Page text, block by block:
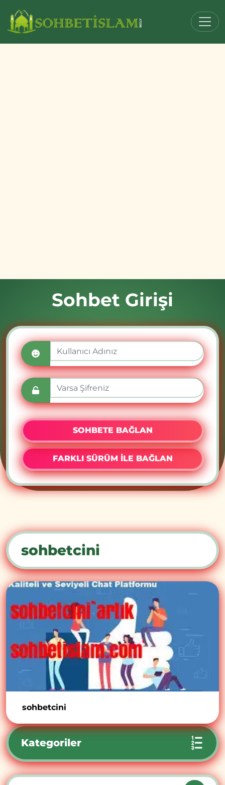
Sohbet Girişi
SOHBETE BAĞLAN
FARKLI SÜRÜM İLE BAĞLAN
sohbetcini
sohbetcini
Kategoriler